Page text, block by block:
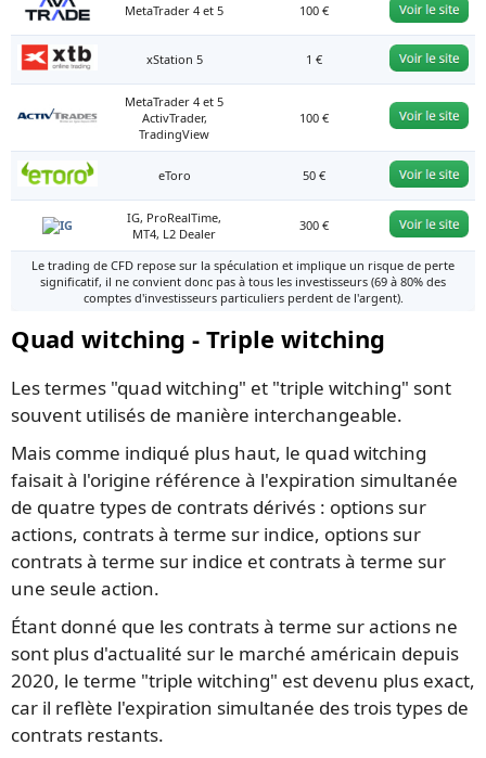
MetaTrader 4 et 5 100 €
xStation 5 1 €
MetaTrader 4 et 5
ActivTrader,
TradingView
100 €
eToro 50 €
IG, ProRealTime,
MT4, L2 Dealer
300 €
Le trading de CFD repose sur la spéculation et implique un risque de perte
significatif, il ne convient donc pas à tous les investisseurs (69 à 80% des
comptes d'investisseurs particuliers perdent de l'argent).
Quad witching - Triple witching
Les termes "quad witching" et "triple witching" sont
souvent utilisés de manière interchangeable.
Mais comme indiqué plus haut, le quad witching
faisait à l'origine référence à l'expiration simultanée
de quatre types de contrats dérivés : options sur
actions, contrats à terme sur indice, options sur
contrats à terme sur indice et contrats à terme sur
une seule action.
Étant donné que les contrats à terme sur actions ne
sont plus d'actualité sur le marché américain depuis
2020, le terme "triple witching" est devenu plus exact,
car il reflète l'expiration simultanée des trois types de
contrats restants.